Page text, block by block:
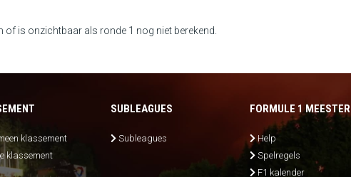
of is onzichtbaar als ronde 1 nog niet berekend.
klassement
klassement
SUBLEAGUES
Subleagues
FORMULE 1 MEESTER
Help
Spelregels
F1 kalender